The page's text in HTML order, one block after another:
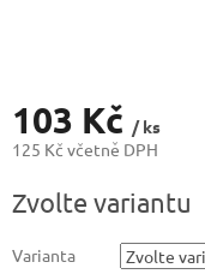
103 Kč / ks
125 Kč včetně DPH
cena:
Zvolte variantu
Varianta